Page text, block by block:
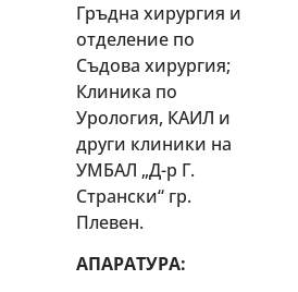
Гръдна хирургия и
отделение по
Съдова хирургия;
Клиника по
Урология, КАИЛ и
други клиники на
УМБАЛ „Д-р Г.
Странски“ гр.
Плевен.
АПАРАТУРА: